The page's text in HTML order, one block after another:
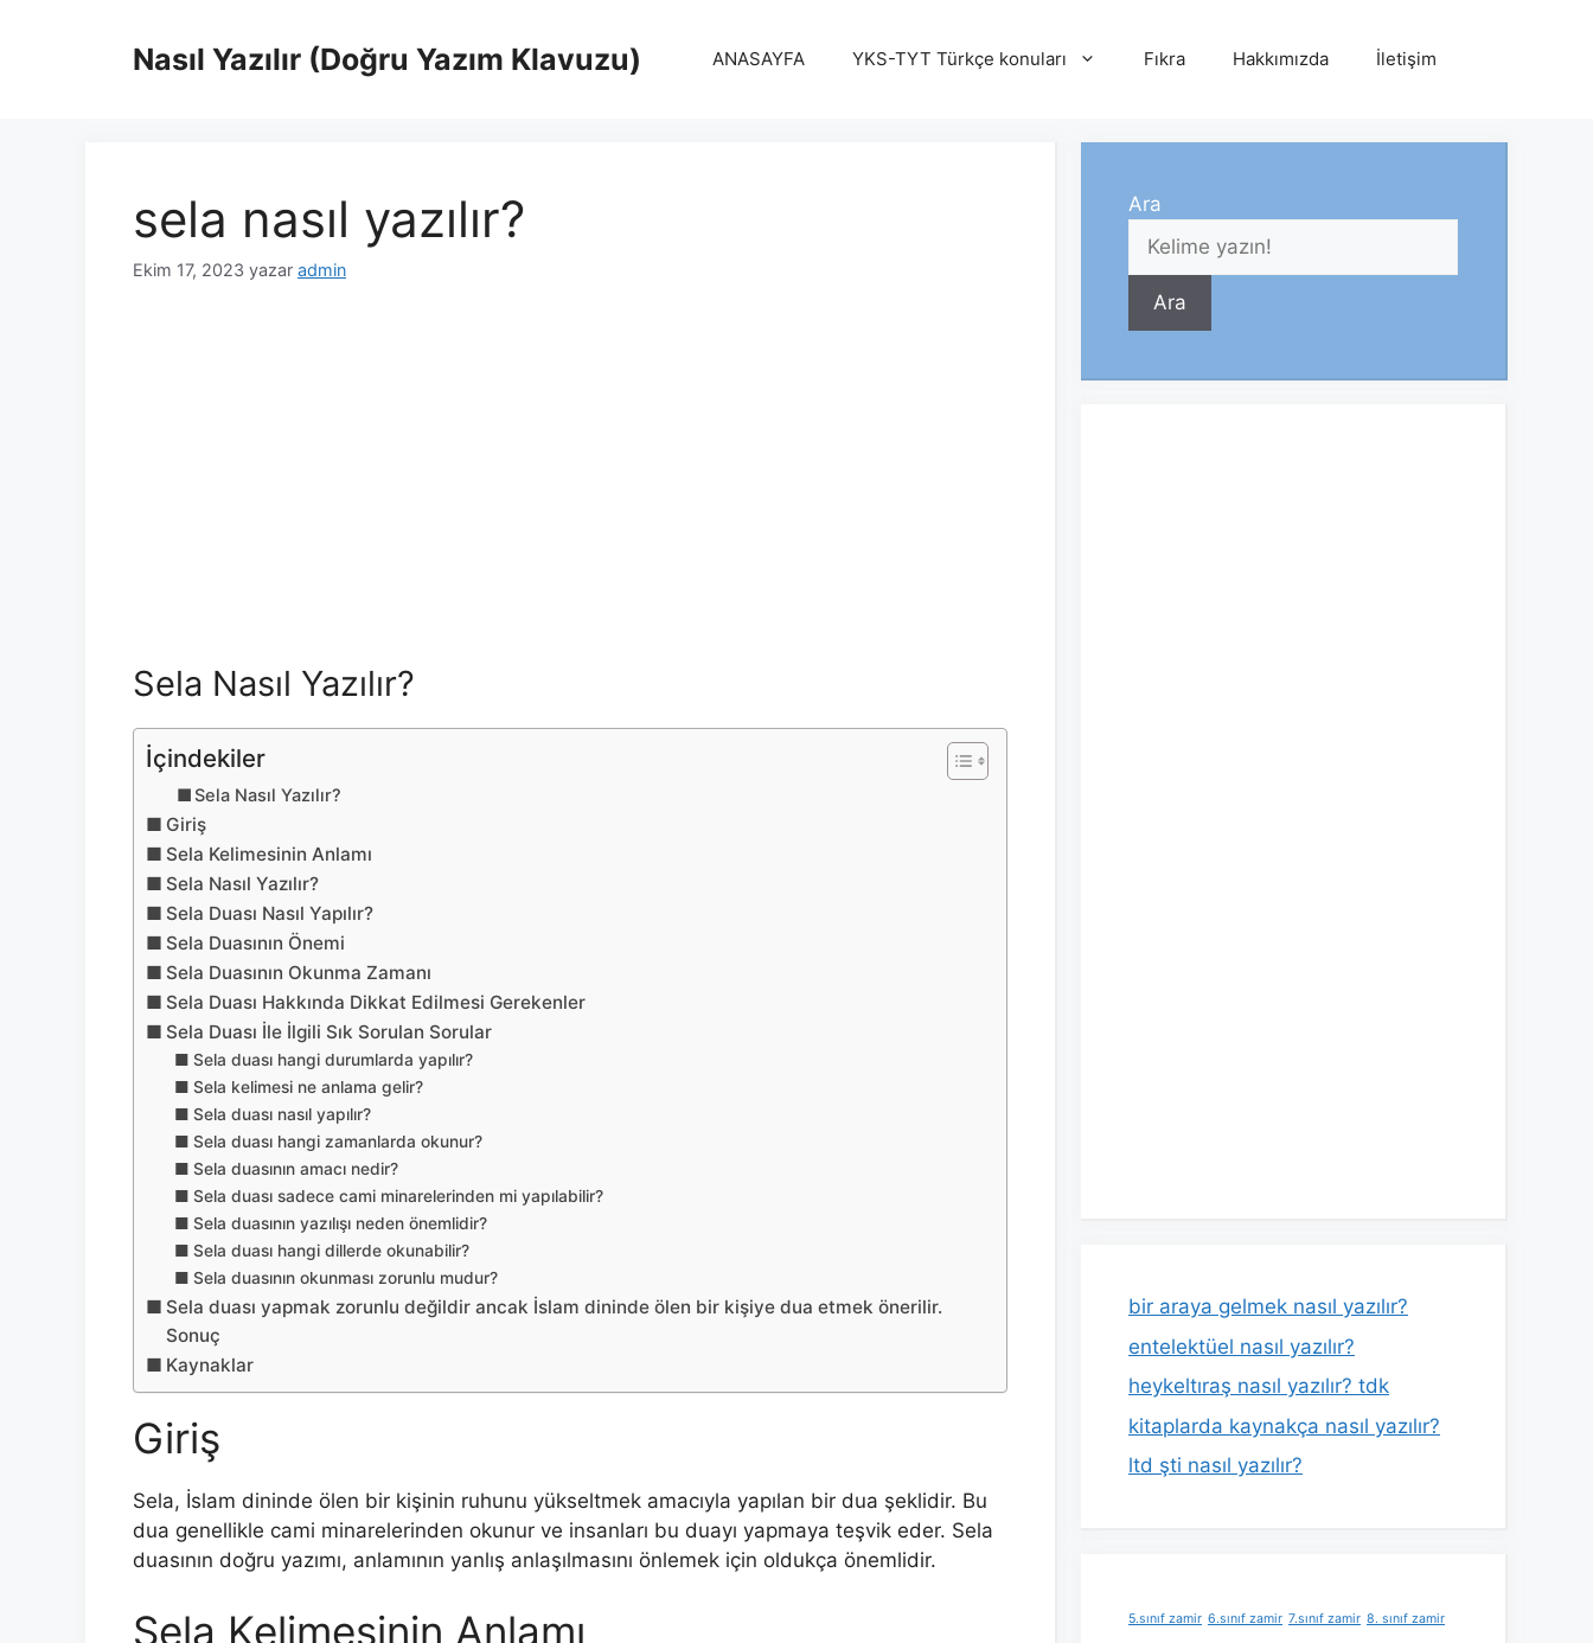
Nasıl Yazılır (Doğru Yazım Klavuzu) ANASAYFA YKS-TYT Türkçe konuları Fıkra Hakkımızda İletişim
sela nasıl yazılır?
Ekim 17, 2023 yazar admin
Sela Nasıl Yazılır?
İçindekiler
Sela Nasıl Yazılır?
Giriş
Sela Kelimesinin Anlamı
Sela Nasıl Yazılır?
Sela Duası Nasıl Yapılır?
Sela Duasının Önemi
Sela Duasının Okunma Zamanı
Sela Duası Hakkında Dikkat Edilmesi Gerekenler
Sela Duası İle İlgili Sık Sorulan Sorular
Sela duası hangi durumlarda yapılır?
Sela kelimesi ne anlama gelir?
Sela duası nasıl yapılır?
Sela duası hangi zamanlarda okunur?
Sela duasının amacı nedir?
Sela duası sadece cami minarelerinden mi yapılabilir?
Sela duasının yazılışı neden önemlidir?
Sela duası hangi dillerde okunabilir?
Sela duasının okunması zorunlu mudur?
Sela duası yapmak zorunlu değildir ancak İslam dininde ölen bir kişiye dua etmek önerilir.
Sonuç
Kaynaklar
Giriş
Sela, İslam dininde ölen bir kişinin ruhunu yükseltmek amacıyla yapılan bir dua şeklidir. Bu
dua genellikle cami minarelerinden okunur ve insanları bu duayı yapmaya teşvik eder. Sela
duasının doğru yazımı, anlamının yanlış anlaşılmasını önlemek için oldukça önemlidir.
Sela Kelimesinin Anlamı
Ara
Ara
bir araya gelmek nasıl yazılır?
entelektüel nasıl yazılır?
heykeltıraş nasıl yazılır? tdk
kitaplarda kaynakça nasıl yazılır?
ltd şti nasıl yazılır?
5.sınıf zamir 6.sınıf zamir 7.sınıf zamir 8. sınıf zamir